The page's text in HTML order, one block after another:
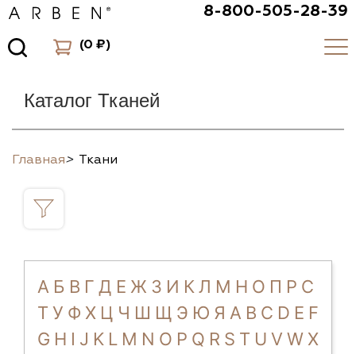
8-800-505-28-39
(0 ₽)
Каталог Тканей
Главная> Ткани
А Б В Г Д Е Ж З И К Л М Н О П Р С
Т У Ф Х Ц Ч Ш Щ Э Ю Я A B C D E F
G H I J K L M N O P Q R S T U V W X